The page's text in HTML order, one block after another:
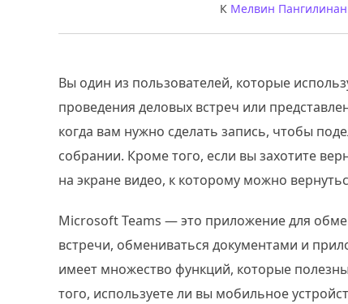
К Мелвин Пангилинан
Вы один из пользователей, которые
проведения деловых встреч или
когда вам нужно сделать запись, чтобы
собрании. Кроме того, если вы захотите
на экране видео, к которому можно
Microsoft Teams — это приложение для
встречи, обмениваться документами и
имеет множество функций, которые
того, используете ли вы мобильное